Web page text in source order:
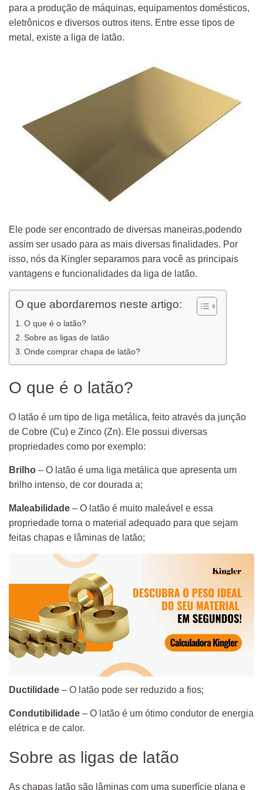
para a produção de máquinas, equipamentos domésticos,
eletrônicos e diversos outros itens. Entre esse tipos de
metal, existe a liga de latão.
Ele pode ser encontrado de diversas maneiras,podendo
assim ser usado para as mais diversas finalidades. Por
isso, nós da Kingler separamos para você as principais
vantagens e funcionalidades da liga de latão.
O que abordaremos neste artigo:
O que é o latão?
Sobre as ligas de latão
Onde comprar chapa de latão?
O que é o latão?
O latão é um tipo de liga metálica, feito através da junção
de Cobre (Cu) e Zinco (Zn). Ele possui diversas
propriedades como por exemplo:
Brilho – O latão é uma liga metálica que apresenta um
brilho intenso, de cor dourada a;
Maleabilidade – O latão é muito maleável e essa
propriedade torna o material adequado para que sejam
feitas chapas e lâminas de latão;
Ductilidade – O latão pode ser reduzido a fios;
Condutibilidade – O latão é um ótimo condutor de energia
elétrica e de calor.
Sobre as ligas de latão
As chapas latão são lâminas com uma superfície plana e